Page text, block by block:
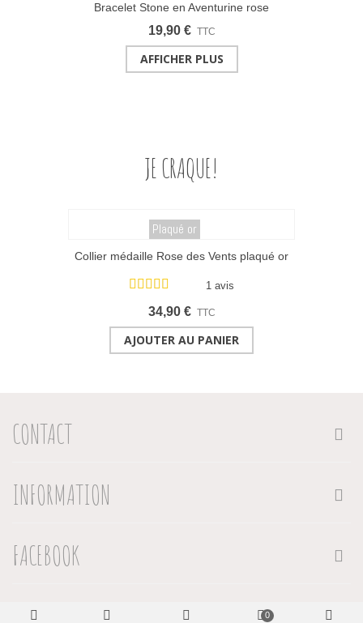
Bracelet Stone en Aventurine rose
19,90 € TTC
AFFICHER PLUS
JE CRAQUE!
Plaqué or
Collier médaille Rose des Vents plaqué or
1 avis
34,90 € TTC
AJOUTER AU PANIER
CONTACT
INFORMATION
FACEBOOK
0